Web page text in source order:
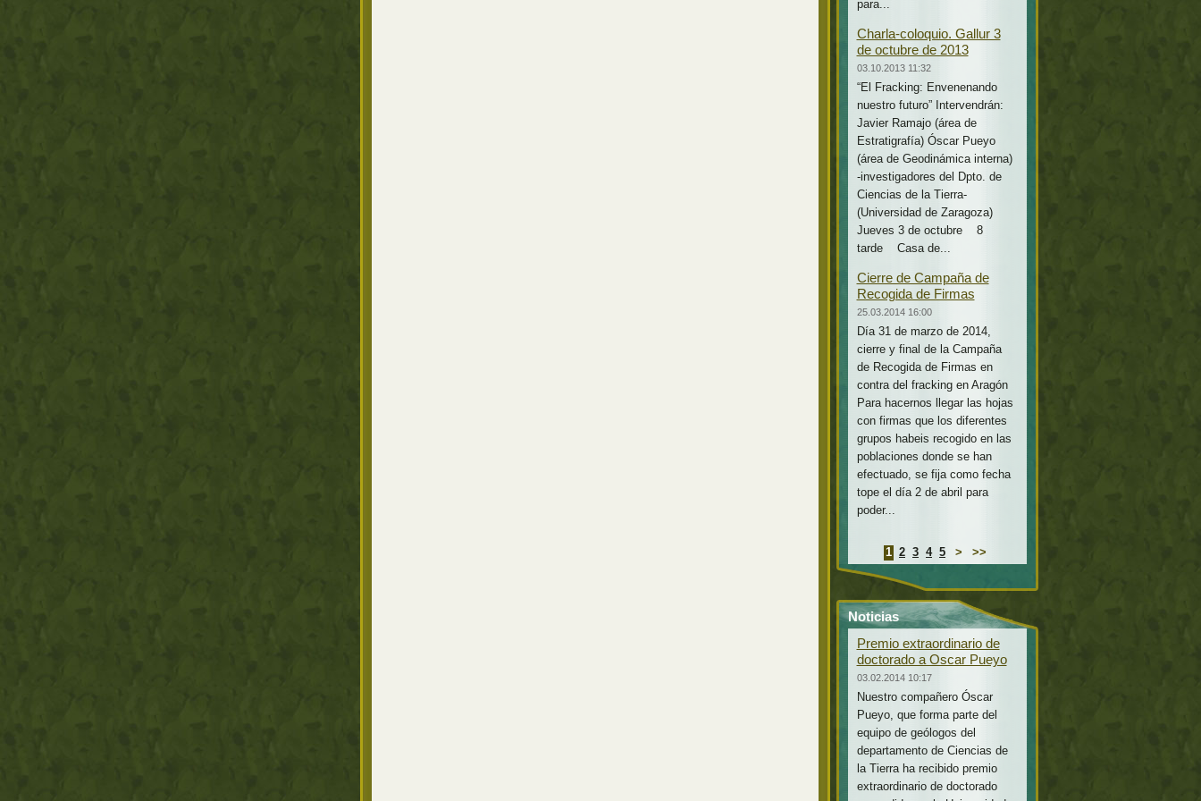
para...
Charla-coloquio. Gallur 3
de octubre de 2013
03.10.2013 11:32
“El Fracking: Envenenando
nuestro futuro” Intervendrán:
Javier Ramajo (área de
Estratigrafía) Óscar Pueyo
(área de Geodinámica interna)
-investigadores del Dpto. de
Ciencias de la Tierra-
(Universidad de Zaragoza)
Jueves 3 de octubre 8
tarde Casa de...
Cierre de Campaña de
Recogida de Firmas
25.03.2014 16:00
Día 31 de marzo de 2014,
cierre y final de la Campaña
de Recogida de Firmas en
contra del fracking en Aragón
Para hacernos llegar las hojas
con firmas que los diferentes
grupos habeis recogido en las
poblaciones donde se han
efectuado, se fija como fecha
tope el día 2 de abril para
poder...
1 2 3 4 5 > >>
Noticias
Premio extraordinario de
doctorado a Oscar Pueyo
03.02.2014 10:17
Nuestro compañero Óscar
Pueyo, que forma parte del
equipo de geólogos del
departamento de Ciencias de
la Tierra ha recibido premio
extraordinario de doctorado